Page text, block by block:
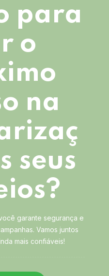
para
o
na
seus
garante segurança e
Vamos juntos
mais confiáveis!